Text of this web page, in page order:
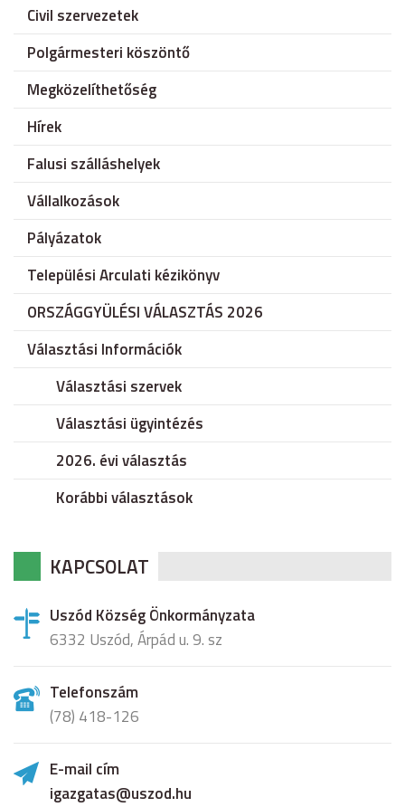
Civil szervezetek
Polgármesteri köszöntő
Megközelíthetőség
Hírek
Falusi szálláshelyek
Vállalkozások
Pályázatok
Települési Arculati kézikönyv
ORSZÁGGYÜLÉSI VÁLASZTÁS 2026
Választási Információk
Választási szervek
Választási ügyintézés
2026. évi választás
Korábbi választások
KAPCSOLAT
Uszód Község Önkormányzata
6332 Uszód, Árpád u. 9. sz
Telefonszám
(78) 418-126
E-mail cím
igazgatas@uszod.hu